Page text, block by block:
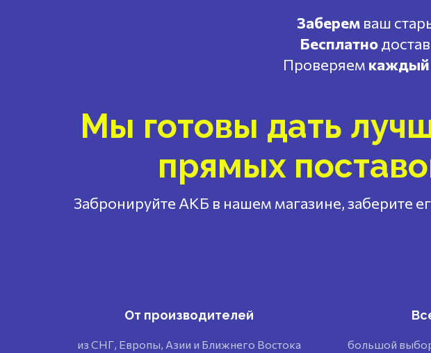
Заберем ваш
Бесплатно
Проверяем каждый
Мы готовы дать
прямых
Забронируйте АКБ в нашем магазине, заберите
От производителей
из СНГ, Европы, Азии и Ближнего Востока большой